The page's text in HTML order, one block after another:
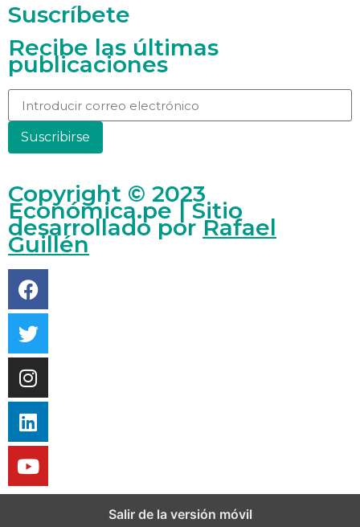
Suscríbete
Recibe las últimas
publicaciones
Suscribirse
Copyright © 2023
Económica.pe | Sitio
desarrollado porRafael
Guillén
Salir de la versión móvil